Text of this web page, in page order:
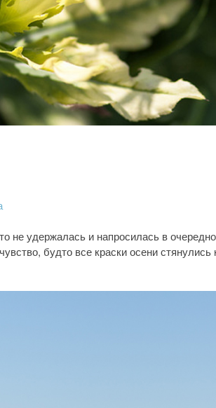
не удержалась и напросилась в
будто все краски осени